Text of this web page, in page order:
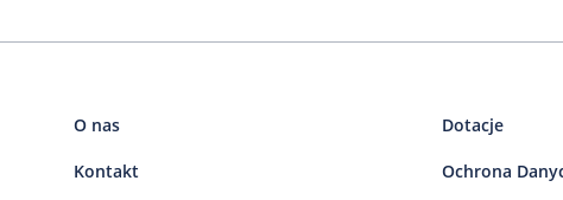
O nas
Kontakt
Dotacje
Ochrona